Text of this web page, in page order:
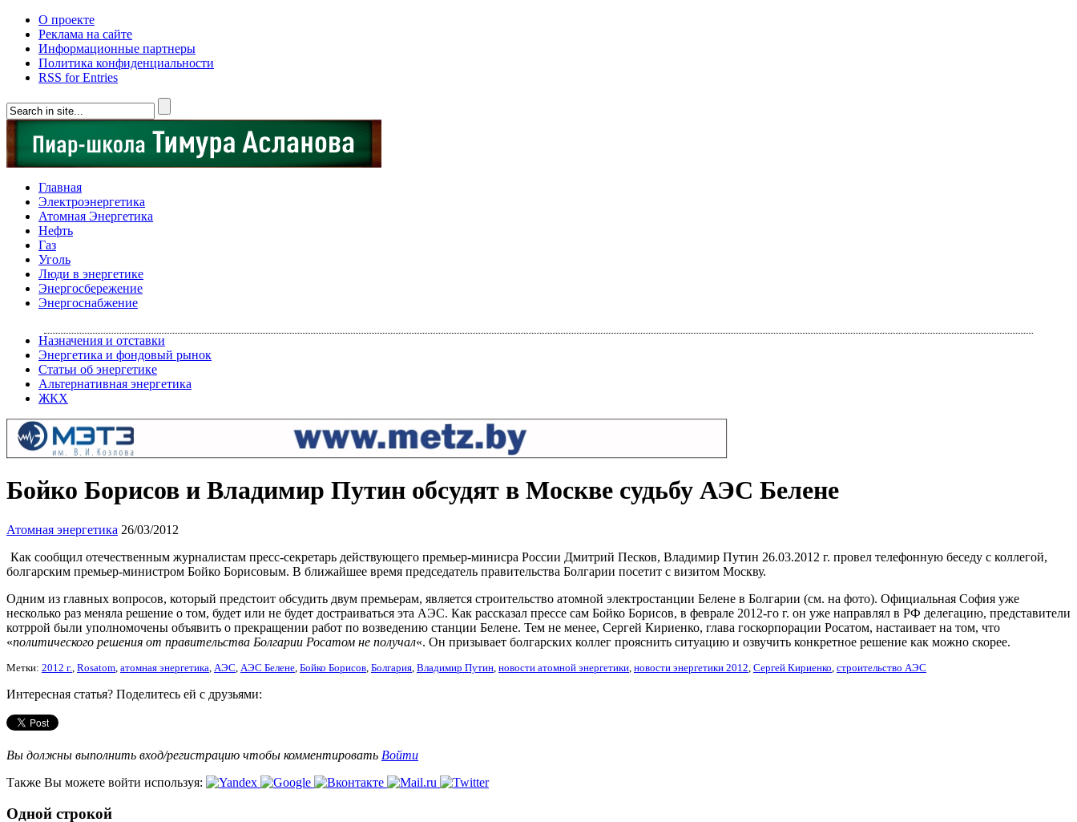
О проекте
Реклама на сайте
Информационные партнеры
Политика конфиденциальности
RSS for Entries
Главная
Электроэнергетика
Атомная Энергетика
Нефть
Газ
Уголь
Люди в энергетике
Энергосбережение
Энергоснабжение
Назначения и отставки
Энергетика и фондовый рынок
Статьи об энергетике
Альтернативная энергетика
ЖКХ
Бойко Борисов и Владимир Путин обсудят в Москве судьбу АЭС Белене
Атомная энергетика 26/03/2012
Как сообщил отечественным журналистам пресс-секретарь действующего премьер-минисра России Дмитрий Песков, Владимир Путин 26.03.2012 г. провел телефонную беседу с коллегой,
болгарским премьер-министром Бойко Борисовым. В ближайшее время председатель правительства Болгарии посетит с визитом Москву.
Одним из главных вопросов, который предстоит обсудить двум премьерам, является строительство атомной электростанции Белене в Болгарии (см. на фото). Официальная София уже
несколько раз меняла решение о том, будет или не будет достраиваться эта АЭС. Как рассказал прессе сам Бойко Борисов, в феврале 2012-го г. он уже направлял в РФ делегацию, представители
котррой были уполномочены объявить о прекращении работ по возведению станции Белене. Тем не менее, Сергей Кириенко, глава госкорпорации Росатом, настаивает на том, что
«политического решения от правительства Болгарии Росатом не получал«. Он призывает болгарских коллег прояснить ситуацию и озвучить конкретное решение как можно скорее.
Метки: 2012 г., Rosatom, атомная энергетика, АЭС, АЭС Белене, Бойко Борисов, Болгария, Владимир Путин, новости атомной энергетики, новости энергетики 2012, Сергей Кириенко, строительство АЭС
Интересная статья? Поделитесь ей с друзьями:
Вы должны выполнить вход/регистрацию чтобы комментировать Войти
Также Вы можете войти используя:
Одной строкой